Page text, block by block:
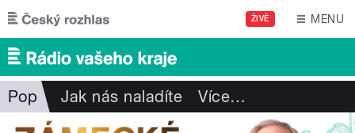
Přejít k hlavnímu obsahu
ŽIVĚ MENU
Pop Jak nás naladíte Více…